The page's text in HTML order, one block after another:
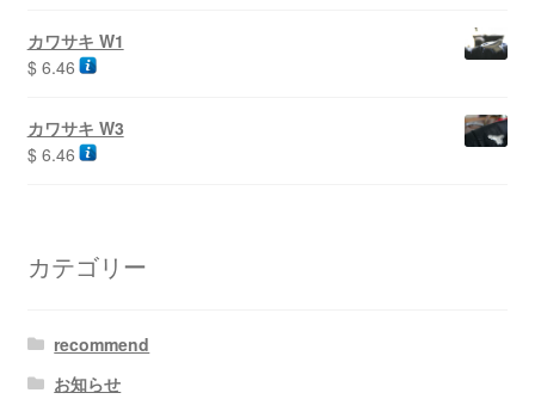
カワサキ W1
$6.46
カワサキ W3
$6.46
カテゴリー
recommend
お知らせ